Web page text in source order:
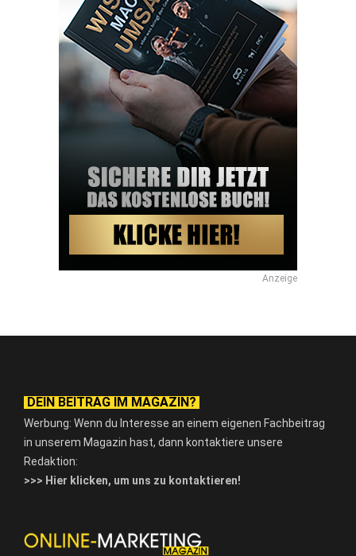
Anzeige
DEIN BEITRAG IM MAGAZIN?
Werbung: Wenn du Interesse an einem eigenen Fachbeitrag
in unserem Magazin hast, dann kontaktiere unsere
Redaktion:
>>> Hier klicken, um uns zu kontaktieren!